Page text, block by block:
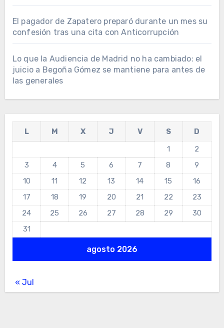
El pagador de Zapatero preparó durante un mes su
confesión tras una cita con Anticorrupción
Lo que la Audiencia de Madrid no ha cambiado: el
juicio a Begoña Gómez se mantiene para antes de
las generales
agosto 2026
L M X J V S
D
1
2
3
4 5 6 7 8
9
10
11 12 13 14 15
16
17
18 19 20 21 22
23
24
25 26 27 28 29
30
31
« Jul